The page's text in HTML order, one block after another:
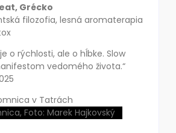
Grécko
filozofia, lesná aromaterapia
o rýchlosti, ale o hĺbke. Slow
vedomého života.“
Foto: Marek Hajkovský